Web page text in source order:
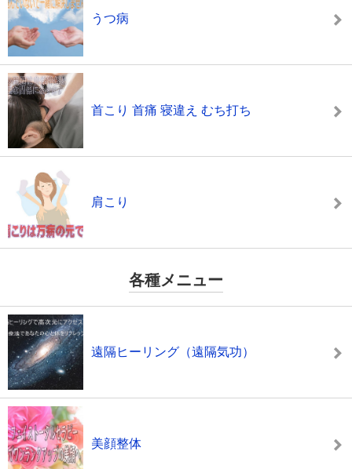
うつ病
首こり 首痛 寝違え むち打ち
肩こり
各種メニュー
遠隔ヒーリング（遠隔気功）
美顔整体